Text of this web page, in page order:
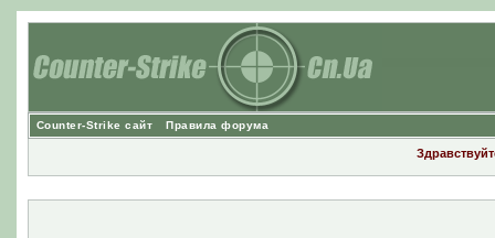
Counter-Strike сайт Правила форума